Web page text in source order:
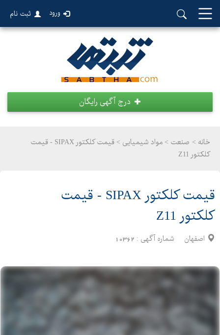
ورود ثبت نام
درج آگهی رایگان
خانه > صنعت >
مواد شیمیایی > قیمت کلکتور SIPAX - قیمت
کلکتور Z11
قیمت کلکتور SIPAX - قیمت
کلکتور Z11
اصفهان شماره آگهی : 10362